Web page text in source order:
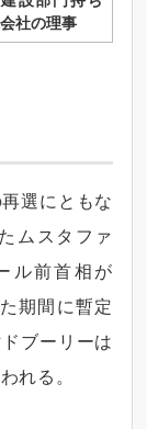
社の理事
選にともな
ムスタファ
ル前首相が
期間に暫定
ブーリーは
れる。